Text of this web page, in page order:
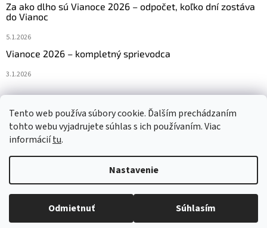
Tento web používa súbory cookie. Ďalším prechádzaním
tohto webu vyjadrujete súhlas s ich používaním. Viac
informáciítu.
Nastavenie
Odmietnuť Súhlasím
Za ako dlho sú Vianoce 2026 – odpočet, koľko dní zostáva
do Vianoc
5.1.2026
Vianoce 2026 – kompletný sprievodca
3.1.2026
Navštívte aj náš český e-shop www.vanocniretezy.cz
Vytvoril Shoptet
Copyright 2026Vianocneretaze.sk . Všetky práva vyhradené.